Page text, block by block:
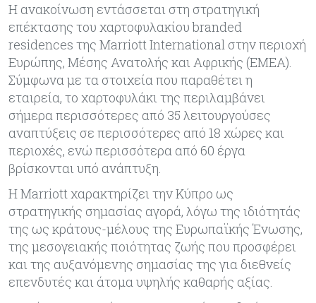
Η ανακοίνωση εντάσσεται στη στρατηγική
επέκτασης του χαρτοφυλακίου branded
residences της Marriott International στην περιοχή
Ευρώπης, Μέσης Ανατολής και Αφρικής (EMEA).
Σύμφωνα με τα στοιχεία που παραθέτει η
εταιρεία, το χαρτοφυλάκι της περιλαμβάνει
σήμερα περισσότερες από 35 λειτουργούσες
αναπτύξεις σε περισσότερες από 18 χώρες και
περιοχές, ενώ περισσότερα από 60 έργα
βρίσκονται υπό ανάπτυξη.
Η Marriott χαρακτηρίζει την Κύπρο ως
στρατηγικής σημασίας αγορά, λόγω της ιδιότητάς
της ως κράτους-μέλους της Ευρωπαϊκής Ένωσης,
της μεσογειακής ποιότητας ζωής που προσφέρει
και της αυξανόμενης σημασίας της για διεθνείς
επενδυτές και άτομα υψηλής καθαρής αξίας.